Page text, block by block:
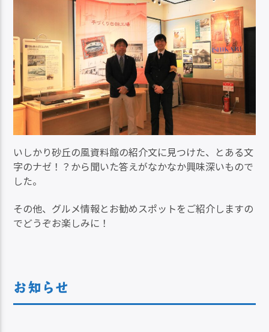
いしかり砂丘の風資料館の紹介文に見つけた、とある文
字のナゼ！？から聞いた答えがなかなか興味深いもので
した。
その他、グルメ情報とお勧めスポットをご紹介しますの
でどうぞお楽しみに！
お知らせ